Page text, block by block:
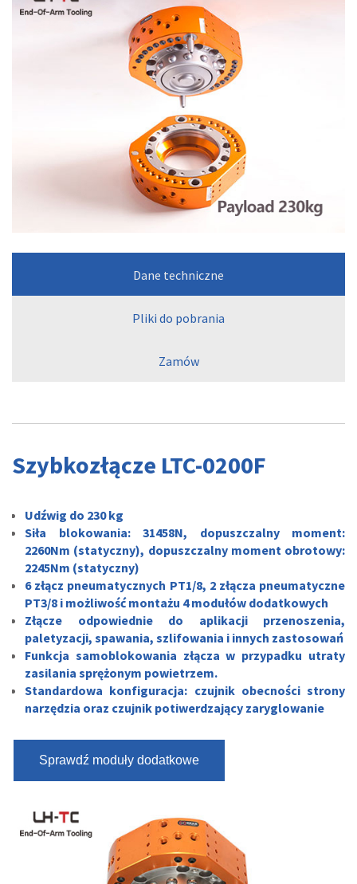
Dane techniczne
Pliki do pobrania
Zamów
Szybkozłącze LTC-0200F
Udźwig do 230 kg
Siła blokowania: 31458N, dopuszczalny moment:
2260Nm (statyczny), dopuszczalny moment obrotowy:
2245Nm (statyczny)
6 złącz pneumatycznych PT1/8, 2 złącza pneumatyczne
PT3/8 i możliwość montażu 4 modułów dodatkowych
Złącze odpowiednie do aplikacji przenoszenia,
paletyzacji, spawania, szlifowania i innych zastosowań
Funkcja samoblokowania złącza w przypadku utraty
zasilania sprężonym powietrzem.
Standardowa konfiguracja: czujnik obecności strony
narzędzia oraz czujnik potiwerdzający zaryglowanie
Sprawdź moduły dodatkowe